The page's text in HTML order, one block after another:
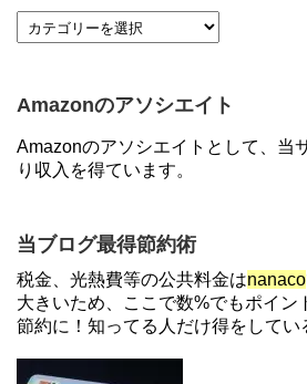
【7/21まで】エアウォレッ
ソニーフィナンシャルグル
もらえる口座開設キャンペ
【2倍増量】PayPayカード
登録と3回利用で10000ptが
3/31まで
【対象者限定】楽天ペイで
ントキャンペーン！～6/1
Amazonのアソシエイト
Amazonのアソシエイトとして、当
り収入を得ています。
当ブログ最得節約術
税金、光熱費等の公共料金はnanaco
大きいため、ここで数%でもポイン
節約に！知ってる人だけ得をしてい